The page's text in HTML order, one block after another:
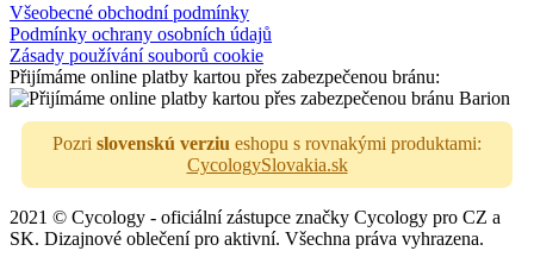
Všeobecné obchodní podmínky
Podmínky ochrany osobních údajů
Zásady používání souborů cookie
Přijímáme online platby kartou přes zabezpečenou bránu:
Pozri slovenskú verziu eshopu s rovnakými produktami:
CycologySlovakia.sk
2021 © Cycology - oficiální zástupce značky Cycology pro CZ a
SK. Dizajnové oblečení pro aktivní. Všechna práva vyhrazena.